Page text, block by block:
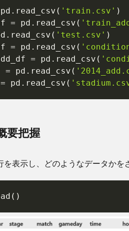
pd . read_csv ( 'train.csv' )
= pd . read_csv (
. read_csv ( 'test.csv' )
= pd . read_csv (
= pd . read_csv (
= pd . read_csv (
= pd . read_csv (
要把握
表示し、どのようなデータかを
( )